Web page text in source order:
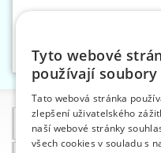
Informace
Tyto webové
používají soubory
Tato webová stránka
zlepšení uživatelského
naší webové stránky
všech cookies v souladu s